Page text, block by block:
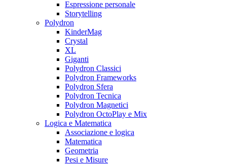
Espressione personale
Storytelling
Polydron
KinderMag
Crystal
XL
Giganti
Polydron Classici
Polydron Frameworks
Polydron Sfera
Polydron Tecnica
Polydron Magnetici
Polydron OctoPlay e Mix
Logica e Matematica
Associazione e logica
Matematica
Geometria
Pesi e Misure